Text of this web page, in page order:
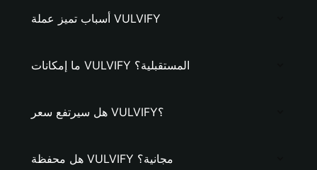
أسباب تميز عملة VULVIFY
ما إمكانات VULVIFY المستقبلية؟
هل سيرتفع سعر VULVIFY؟
هل محفظة VULVIFY مجانية؟